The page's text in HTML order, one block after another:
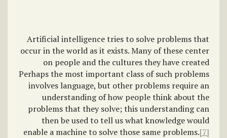
Artificial intelligence tries to solve problems that
occur in the world as it exists. Many of these center
on people and the cultures they have created
Perhaps the most important class of such problems
involves language, but other problems require an
understanding of how people think about the
problems that they solve; this understanding can
then be used to tell us what knowledge would
enable a machine to solve those same problems.[7]